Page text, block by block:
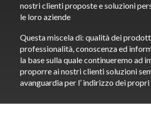
nostri clienti proposte e soluzioni
le loro aziende
Questa miscela di: qualità dei
professionalità, conoscenza ed
la base sulla quale continueremo ad
proporre ai nostri clienti soluzioni
avanguardia per l’ indirizzo dei